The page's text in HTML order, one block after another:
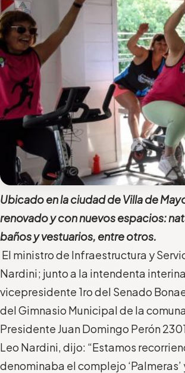
Ubicado en la ciudad de Villa de
renovado y con nuevos espacios:
baños y vestuarios, entre otros.
El ministro de Infraestructura y
Nardini; junto a la intendenta
vicepresidente 1ro del Senado
del Gimnasio Municipal de la
Presidente Juan Domingo Perón
Leo Nardini, dijo: “Estamos
denominaba el complejo ‘Palmeras’